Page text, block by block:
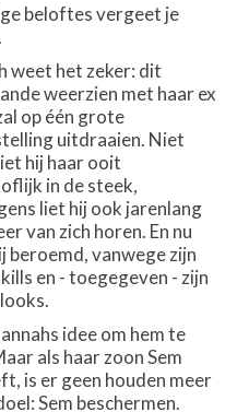
beloftes vergeet je
weet het zeker: dit
weerzien met haar ex
op één grote
uitdraaien. Niet
hij haar ooit
in de steek,
liet hij ook jarenlang
van zich horen. En nu
beroemd, vanwege zijn
en - toegegeven - zijn
idee om hem te
als haar zoon Sem
is er geen houden meer
Sem beschermen.